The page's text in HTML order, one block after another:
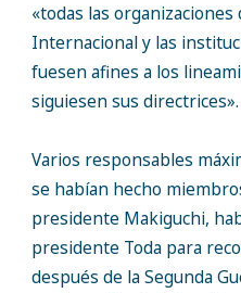
«todas las organizaciones
Internacional y las
fuesen afines a los
siguiesen sus directrices».
Varios responsables
se habían hecho
presidente Makiguchi,
presidente Toda para
después de la Segunda